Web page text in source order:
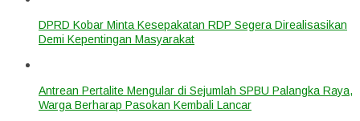
DPRD Kobar Minta Kesepakatan RDP Segera Direalisasikan
Demi Kepentingan Masyarakat
Antrean Pertalite Mengular di Sejumlah SPBU Palangka Raya,
Warga Berharap Pasokan Kembali Lancar